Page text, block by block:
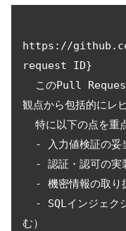
https://
request ID}
観点から包括的にレ
む）